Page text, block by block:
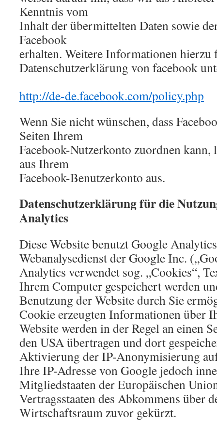
Kenntnis vom
Inhalt der übermittelten Daten sowie
Facebook
erhalten. Weitere Informationen hierzu
Datenschutzerklärung von facebook
http://de-de.facebook.com/policy.php
Wenn Sie nicht wünschen, dass
Seiten Ihrem
Facebook-Nutzerkonto zuordnen kann,
aus Ihrem
Facebook-Benutzerkonto aus.
Datenschutzerklärung für die
Analytics
Diese Website benutzt Google
Webanalysedienst der Google Inc.
Analytics verwendet sog. „Cookies“,
Ihrem Computer gespeichert werden
Benutzung der Website durch Sie
Cookie erzeugten Informationen über
Website werden in der Regel an einen
den USA übertragen und dort
Aktivierung der IP-Anonymisierung
Ihre IP-Adresse von Google jedoch
Mitgliedstaaten der Europäischen
Vertragsstaaten des Abkommens über
Wirtschaftsraum zuvor gekürzt.